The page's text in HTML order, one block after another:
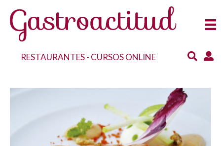
RESTAURANTES- CURSOS ONLINE